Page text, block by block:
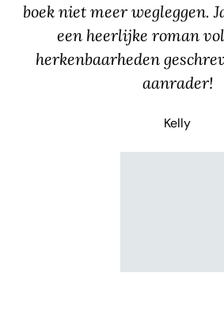
boek niet meer wegleggen.
een heerlijke roman
herkenbaarheden
aanrader!
Kelly